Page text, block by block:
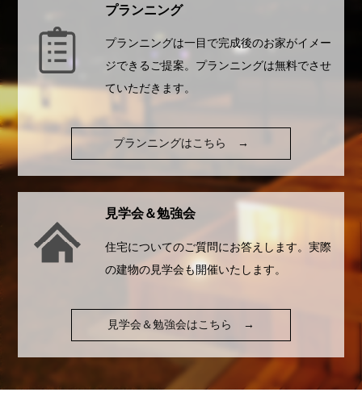
プランニング
プランニングは一目で完成後のお家がイメー
ジできるご提案。プランニングは無料でさせ
ていただきます。
プランニングはこちら →
見学会＆勉強会
住宅についてのご質問にお答えします。実際
の建物の見学会も開催いたします。
見学会＆勉強会はこちら →